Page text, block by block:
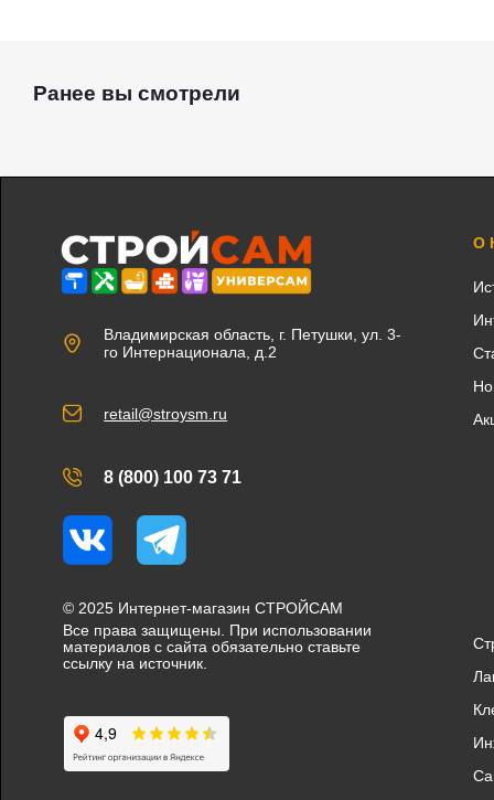
Ранее вы смотрели
Владимирская область, г. Петушки, ул. 3-
го Интернационала, д.2
retail@stroysm.ru
8 (800) 100 73 71
Вконтакте
Telegram
© 2025 Интернет-магазин СТРОЙСАМ
Все права защищены. При использовании
материалов с сайта обязательно ставьте
ссылку на источник.
О